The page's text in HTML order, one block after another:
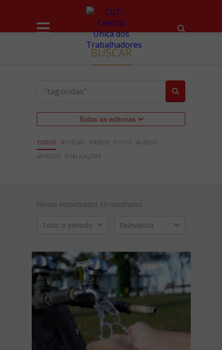
BUSCAR
Todas as editorias
TODOS NOTÍCIAS VÍDEOS FOTOS ÁUDIOS
ARTIGOS
PUBLICAÇÕES
Foram encontrados 10 resultados
Todo o período Relevância